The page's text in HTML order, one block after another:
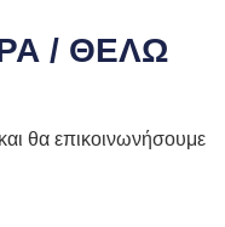
/ ΘΕΛΩ
θα επικοινωνήσουμε